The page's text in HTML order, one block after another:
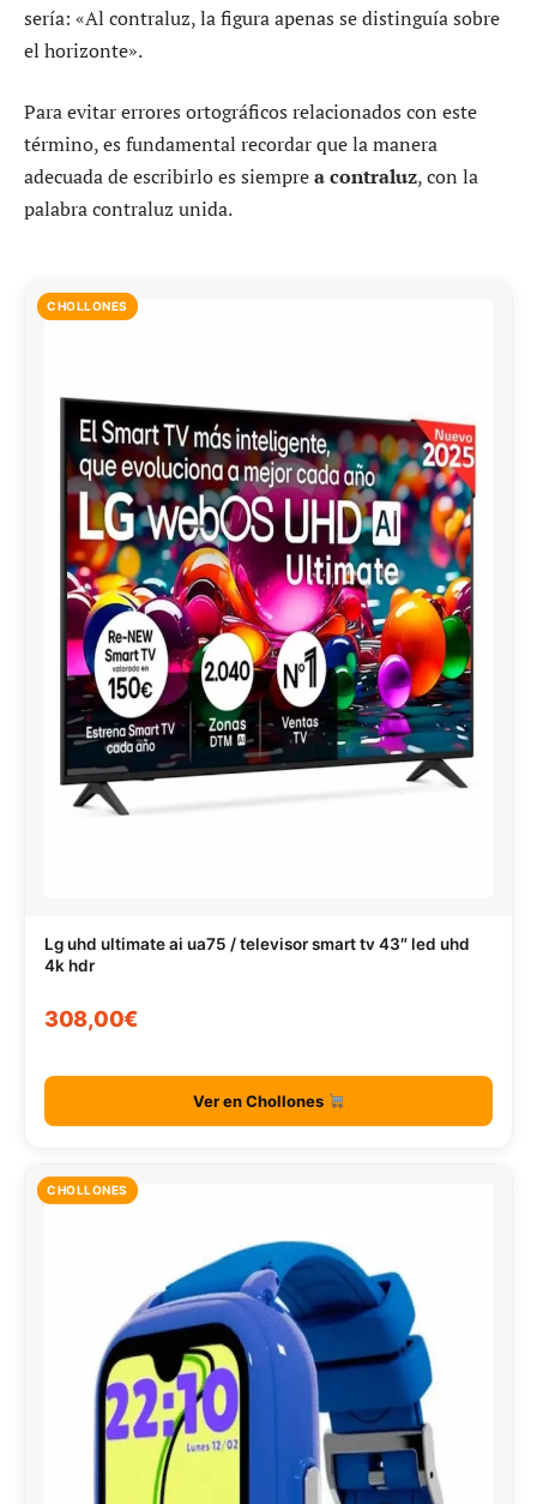
sería: «Al contraluz, la figura apenas se distinguía sobre
el horizonte».
Para evitar errores ortográficos relacionados con este
término, es fundamental recordar que la manera
adecuada de escribirlo es siemprea contraluz, con la
palabra contraluz unida.
CHOLLONES
Lg uhd ultimate ai ua75 / televisor smart tv 43″ led uhd
4k hdr
308,00€
Ver en Chollones
CHOLLONES